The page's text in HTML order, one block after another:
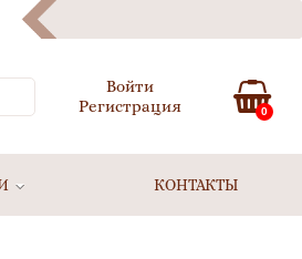
Войти
Регистрация
0
КОНТАКТЫ